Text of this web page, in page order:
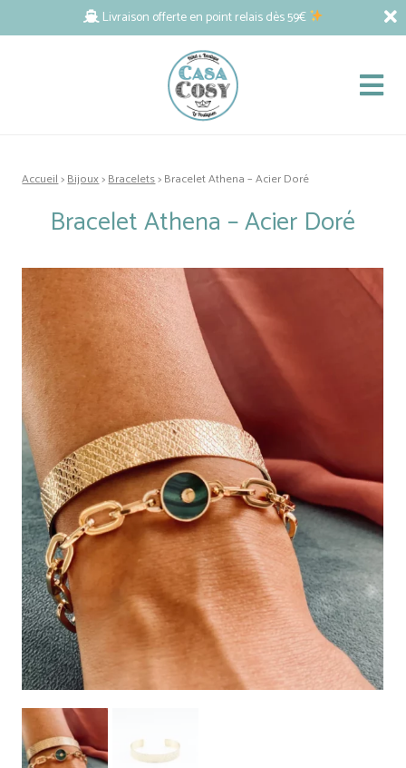
Livraison offerte en point relais dès 59€
Accueil>Bijoux>Bracelets> Bracelet Athena – Acier Doré
Bracelet Athena – Acier Doré